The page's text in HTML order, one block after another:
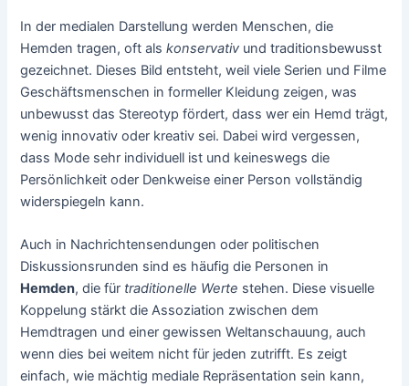
In der medialen Darstellung werden Menschen, die
Hemden tragen, oft alskonservativ und traditionsbewusst
gezeichnet. Dieses Bild entsteht, weil viele Serien und Filme
Geschäftsmenschen in formeller Kleidung zeigen, was
unbewusst das Stereotyp fördert, dass wer ein Hemd trägt,
wenig innovativ oder kreativ sei. Dabei wird vergessen,
dass Mode sehr individuell ist und keineswegs die
Persönlichkeit oder Denkweise einer Person vollständig
widerspiegeln kann.
Auch in Nachrichtensendungen oder politischen
Diskussionsrunden sind es häufig die Personen in
Hemden, die für traditionelle Werte stehen. Diese visuelle
Koppelung stärkt die Assoziation zwischen dem
Hemdtragen und einer gewissen Weltanschauung, auch
wenn dies bei weitem nicht für jeden zutrifft. Es zeigt
einfach, wie mächtig mediale Repräsentation sein kann,